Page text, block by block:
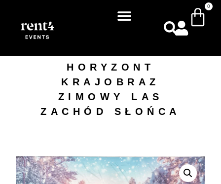
0
HORYZONT
KRAJOBRAZ
ZIMOWY LAS
ZACHÓD SŁOŃCA